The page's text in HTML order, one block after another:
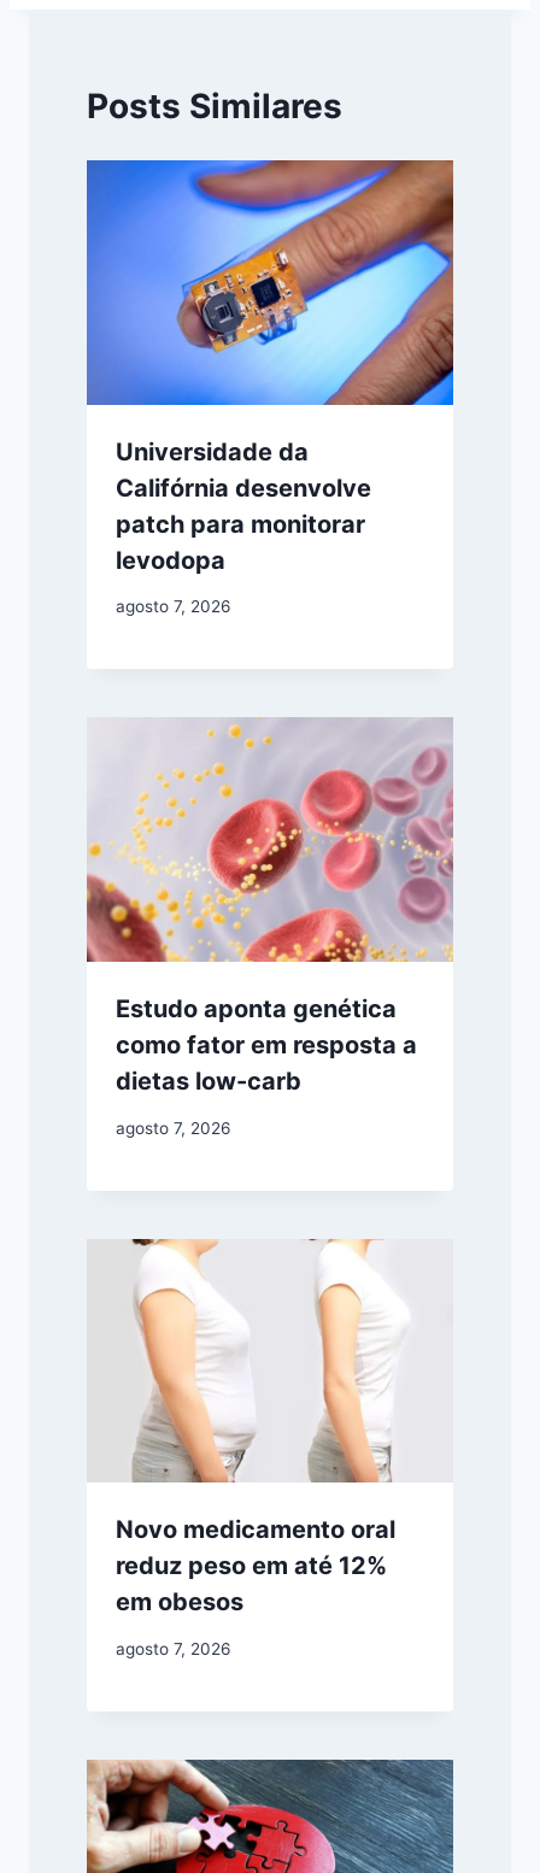
Posts Similares
Universidade da
Califórnia desenvolve
patch para monitorar
levodopa
agosto 7, 2026
Estudo aponta genética
como fator em resposta a
dietas low-carb
agosto 7, 2026
Novo medicamento oral
reduz peso em até 12%
em obesos
agosto 7, 2026